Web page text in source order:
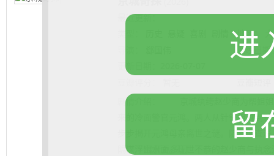
最近更新：
地区：
上映日期
更新日期：
剧情介绍：
来的冷面警官元鸿。两人从针锋相对到
步步揭开元鸿母亲离世之谜。随着调查
阴谋浮出水面。玩世不恭的赵少商与执
.......... 展开更多
进
留